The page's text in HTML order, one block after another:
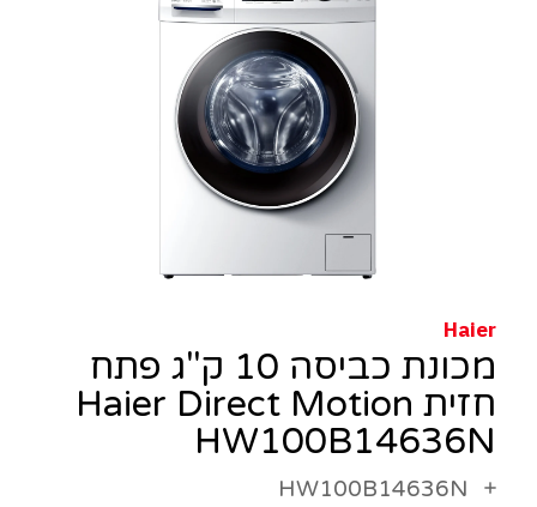
Haier
מכונת כביסה 10 ק"ג פתח
חזית Haier Direct Motion
HW100B14636N
HW100B14636N